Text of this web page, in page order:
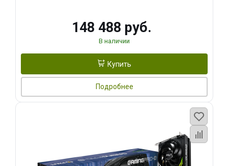
148 488 руб.
В наличии
Купить
Подробнее